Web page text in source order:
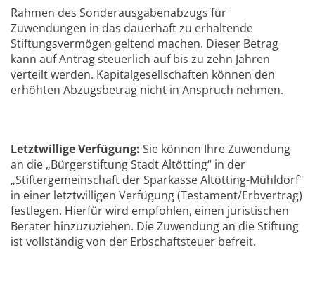
Rahmen des Sonderausgabenabzugs für
Zuwendungen in das dauerhaft zu erhaltende
Stiftungsvermögen geltend machen. Dieser Betrag
kann auf Antrag steuerlich auf bis zu zehn Jahren
verteilt werden. Kapitalgesellschaften können den
erhöhten Abzugsbetrag nicht in Anspruch nehmen.
Letztwillige Verfügung: Sie können Ihre Zuwendung
an die „Bürgerstiftung Stadt Altötting“ in der
„Stiftergemeinschaft der Sparkasse Altötting-Mühldorf"
in einer letztwilligen Verfügung (Testament/Erbvertrag)
festlegen. Hierfür wird empfohlen, einen juristischen
Berater hinzuzuziehen. Die Zuwendung an die Stiftung
ist vollständig von der Erbschaftsteuer befreit.